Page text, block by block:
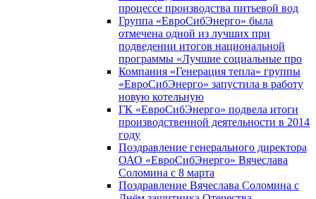
процессе производства питьевой вод
Группа «ЕвроСибЭнерго» была
отмечена одной из лучших при
подведении итогов национальной
программы «Лучшие социальные про
Компания «Генерация тепла» группы
«ЕвроСибЭнерго» запустила в работу
новую котельную
ГК «ЕвроСибЭнерго» подвела итоги
производственной деятельности в 2014
году
Поздравление генерального директора
ОАО «ЕвроСибЭнерго» Вячеслава
Соломина с 8 марта
Поздравление Вячеслава Соломина с